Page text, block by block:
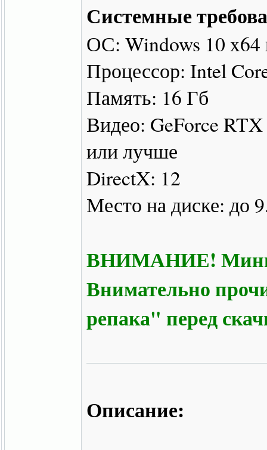
Системные
ОС: Windows 10
Процессор: Intel
Память: 16 Гб
Видео: GeForce
или лучше
DirectX: 12
Место на диске: до
ВНИМАНИЕ!
Внимательно
репака" перед
Описание: